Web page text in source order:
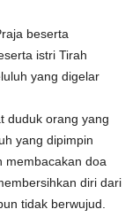
beserta
istri Tirah
yang digelar
duduk orang yang
yang dipimpin
membacakan doa
diri dari
tidak berwujud.